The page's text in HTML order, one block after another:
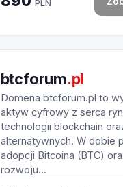
PLN
btcforum.pl
Domena btcforum.pl to
aktyw cyfrowy z serca
technologii blockchain
alternatywnych. W dobie
adopcji Bitcoina (BTC)
rozwoju...